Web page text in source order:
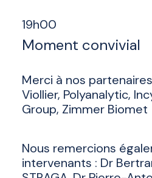
19h00
Moment convivial
Merci à nos partenaires
Viollier, Polyanalytic,
Group, Zimmer Biomet
Nous remercions
intervenants : Dr